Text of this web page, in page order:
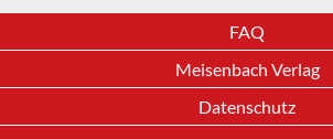
FAQ
Meisenbach Verlag
Datenschutz